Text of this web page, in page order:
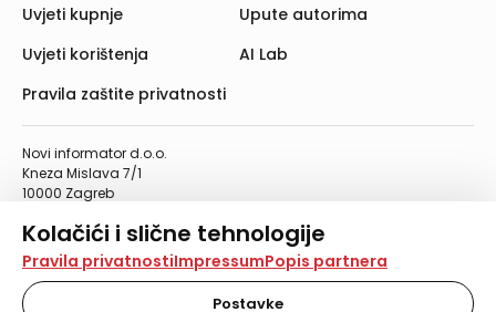
Kolačići i slične tehnologije
Na našoj web stranici koristimo kolačiće i slične
tehnologije za pohranu, čitanje i obradu informacija na
vašem uređaju. Time poboljšavamo korisničko iskustvo,
Pravila privatnostiImpressumPopis partnera
Postavke
Novi informator d.o.o.
Kneza Mislava 7/1
10000 Zagreb
Telefaks: 01/4612-553
info@informator.hr
Uvjeti kupnje
Uvjeti korištenja
Pravila zaštite privatnosti
Upute autorima
AI Lab